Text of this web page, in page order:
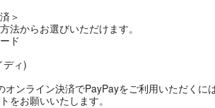
＞
法からお選びいただけます。
ド
ディ)
オンライン決済でPayPayをご利用いただくに
をお願いいたします。